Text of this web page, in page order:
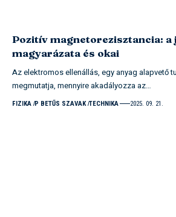
Pozitív magnetorezisztancia: a
magyarázata és okai
Az elektromos ellenállás, egy anyag alapvető
megmutatja, mennyire akadályozza az…
FIZIKA P BETŰS SZAVAK TECHNIKA 2025. 09. 21.